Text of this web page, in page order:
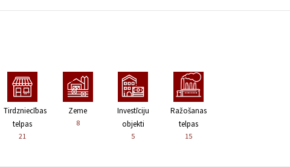
Tirdzniecības
telpas
21
Zeme
8
Investīciju
objekti
5
Ražošanas
telpas
15